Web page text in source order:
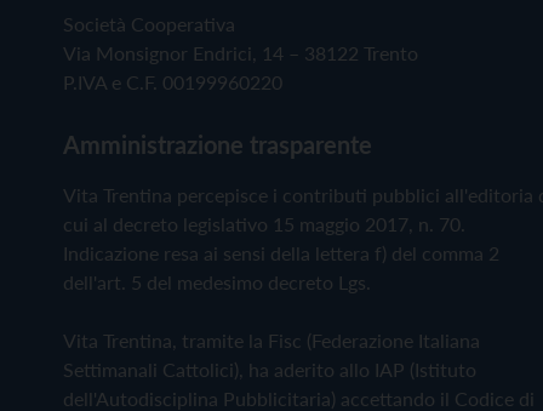
Società Cooperativa
Via Monsignor Endrici, 14 – 38122 Trento
P.IVA e C.F. 00199960220
Amministrazione trasparente
Vita Trentina percepisce i contributi pubblici all'editoria
cui al decreto legislativo 15 maggio 2017, n. 70.
Indicazione resa ai sensi della lettera f) del comma 2
dell'art. 5 del medesimo decreto Lgs.
Vita Trentina, tramite la Fisc (Federazione Italiana
Settimanali Cattolici), ha aderito allo IAP (Istituto
dell'Autodisciplina Pubblicitaria) accettando il Codice di